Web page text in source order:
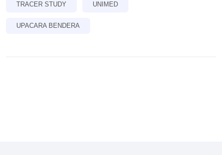
TRACER STUDY UNIMED
UPACARA BENDERA